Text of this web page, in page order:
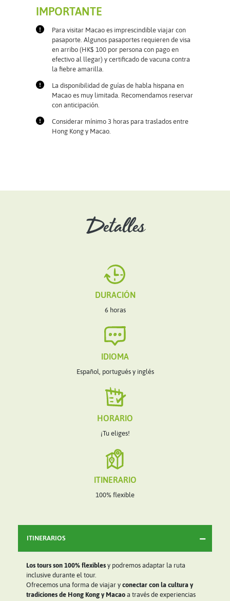
IMPORTANTE
Para visitar Macao es imprescindible viajar con
pasaporte. Algunos pasaportes requieren de visa
en arribo (HK$ 100 por persona con pago en
efectivo al llegar) y certificado de vacuna contra
la fiebre amarilla.
La disponibilidad de guías de habla hispana en
Macao es muy limitada. Recomendamos reservar
con anticipación.
Considerar mínimo 3 horas para traslados entre
Hong Kong y Macao.
Detalles
DURACIÓN
6 horas
IDIOMA
Español, portugués y inglés
HORARIO
¡Tu eliges!
ITINERARIO
100% flexible
ITINERARIOS
Los tours son 100% flexibles y podremos adaptar la ruta
inclusive durante el tour.
Ofrecemos una forma de viajar y conectar con la cultura y
tradiciones de Hong Kong y Macao a través de experiencias